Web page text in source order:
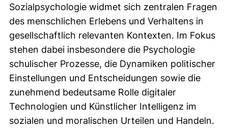
Sozialpsychologie widmet sich zentralen Fragen
des menschlichen Erlebens und Verhaltens in
gesellschaftlich relevanten Kontexten. Im Fokus
stehen dabei insbesondere die Psychologie
schulischer Prozesse, die Dynamiken politischer
Einstellungen und Entscheidungen sowie die
zunehmend bedeutsame Rolle digitaler
Technologien und Künstlicher Intelligenz im
sozialen und moralischen Urteilen und Handeln.